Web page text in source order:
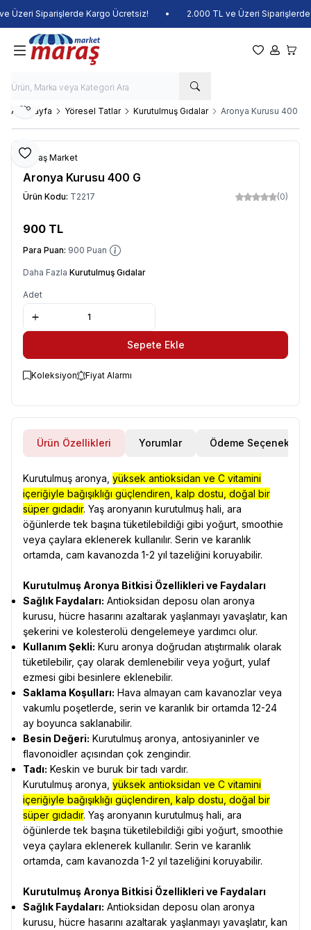
Üzeri Siparişlerde Kargo Ücretsiz! 2.000 TL ve Üzeri Siparişlerde
Favorilerim
Hesabım
Ana Sayfa Yöresel Tatlar Kurutulmuş Gıdalar Aronya Kurusu 400 G
Favoriye Ekle
Paylaş
Maraş Market
Aronya Kurusu 400 G
Ürün Kodu: T2217 (0)
900 TL
Para Puan: 900 Puan
Daha Fazla Kurutulmuş Gıdalar
Adet
Sepete Ekle
Koleksiyon Fiyat Alarmı
Ürün Özellikleri Yorumlar Ödeme Seçenekleri
Kurutulmuş aronya, yüksek antioksidan ve C vitamini
içeriğiyle bağışıklığı güçlendiren, kalp dostu, doğal bir
süper gıdadır. Yaş aronyanın kurutulmuş hali, ara
öğünlerde tek başına tüketilebildiği gibi yoğurt, smoothie
veya çaylara eklenerek kullanılır. Serin ve karanlık
ortamda, cam kavanozda 1-2 yıl tazeliğini koruyabilir.
Kurutulmuş Aronya Bitkisi Özellikleri ve Faydaları
Sağlık Faydaları: Antioksidan deposu olan aronya
kurusu, hücre hasarını azaltarak yaşlanmayı yavaşlatır, kan
şekerini ve kolesterolü dengelemeye yardımcı olur.
Kullanım Şekli: Kuru aronya doğrudan atıştırmalık olarak
tüketilebilir, çay olarak demlenebilir veya yoğurt, yulaf
ezmesi gibi besinlere eklenebilir.
Saklama Koşulları: Hava almayan cam kavanozlar veya
vakumlu poşetlerde, serin ve karanlık bir ortamda 12-24
ay boyunca saklanabilir.
Besin Değeri: Kurutulmuş aronya, antosiyaninler ve
flavonoidler açısından çok zengindir.
Tadı: Keskin ve buruk bir tadı vardır.
Kurutulmuş aronya, yüksek antioksidan ve C vitamini
içeriğiyle bağışıklığı güçlendiren, kalp dostu, doğal bir
süper gıdadır. Yaş aronyanın kurutulmuş hali, ara
öğünlerde tek başına tüketilebildiği gibi yoğurt, smoothie
veya çaylara eklenerek kullanılır. Serin ve karanlık
ortamda, cam kavanozda 1-2 yıl tazeliğini koruyabilir.
Kurutulmuş Aronya Bitkisi Özellikleri ve Faydaları
Sağlık Faydaları: Antioksidan deposu olan aronya
kurusu, hücre hasarını azaltarak yaşlanmayı yavaşlatır, kan